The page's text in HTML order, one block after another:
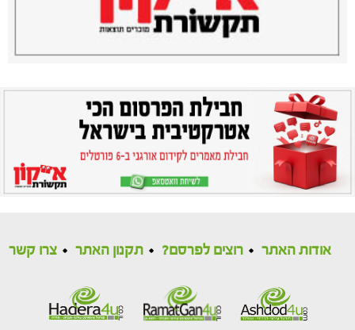
אודות האתר רוצים לפרסם? תקנון האתר צרו קשר